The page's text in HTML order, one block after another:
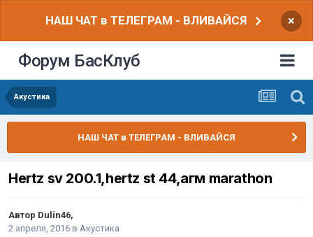
НАШ ЧАТ в ТЕЛЕГРАМ - ВЛИВАЙСЯ ×
Форум БасКлуб
Акустика
НАШ ЧАТ в ТЕЛЕГРАМ - ВЛИВАЙСЯ
Hertz sv 200.1,hertz st 44,агм marathon
Автор Dulin46,
2 апреля, 2016 в Акустика